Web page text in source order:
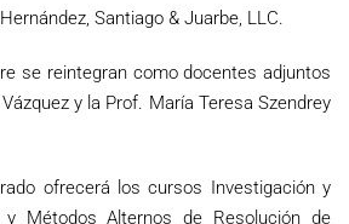
Santiago & Juarbe, LLC.
se reintegran como docentes adjuntos
y la Prof. María Teresa Szendrey
ofrecerá los cursos Investigación y
Métodos Alternos de Resolución de